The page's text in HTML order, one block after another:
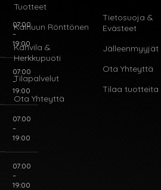
07:00
–
19:00
07:00
–
19:00
07:00
–
19:00
07:00
–
19:00
Tuotteet
Kainuun Rönttönen
Kahvila &
Herkkupuoti
Tilapalvelut
Ota Yhteyttä
Tietosuoja &
Evästeet
Jälleenmyyjät
Ota Yhteyttä
Tilaa tuotteita